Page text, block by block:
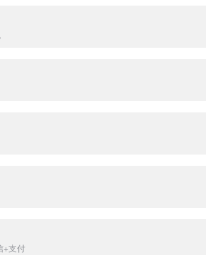
+支付